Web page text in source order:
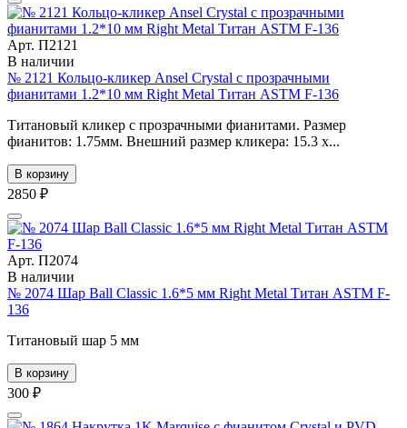
Арт. П2121
В наличии
№ 2121 Кольцо-кликер Ansel Crystal с прозрачными
фианитами 1.2*10 мм Right Metal Титан ASTM F-136
Титановый кликер с прозрачными фианитами. Размер
фианитов: 1.75мм. Внешний размер кликера: 15.3 х...
В корзину
2850 ₽
Арт. П2074
В наличии
№ 2074 Шар Ball Classic 1.6*5 мм Right Metal Титан ASTM F-
136
Титановый шар 5 мм
В корзину
300 ₽